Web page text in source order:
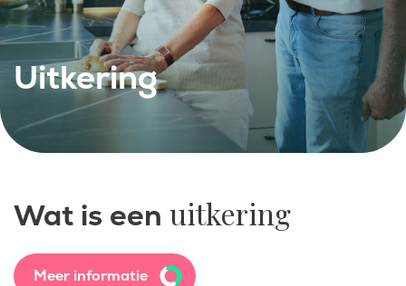
Uitkering
Wat is een uitkering
Meer informatie